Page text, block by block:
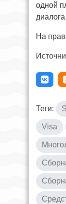
одной
На
Теги:
Visa